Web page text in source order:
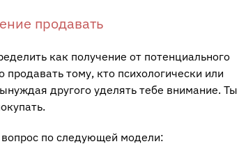
продавать
как получение от потенциального
тому, кто психологически или
другого уделять тебе внимание.
по следующей модели: